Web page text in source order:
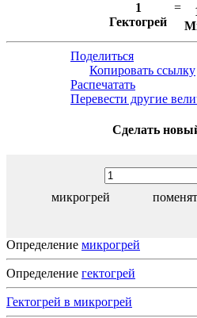
1
Гектогрей
=
Поделиться
Копировать ссылку
Распечатать
Перевести другие
Сделать
микрогрей
Определение микрогрей
Определение гектогрей
Гектогрей в микрогрей